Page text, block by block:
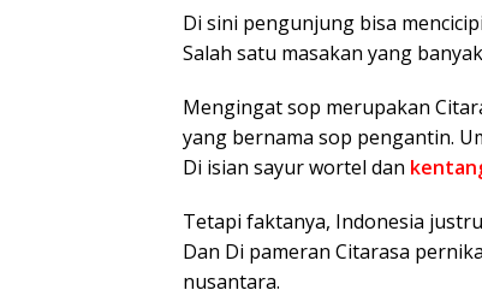
Di sini pengunjung bisa
Salah satu masakan yang
Mengingat sop merupakan
yang bernama sop pengantin.
Di isian sayur wortel dan
Tetapi faktanya, Indonesia
Dan Di pameran Citarasa
nusantara.